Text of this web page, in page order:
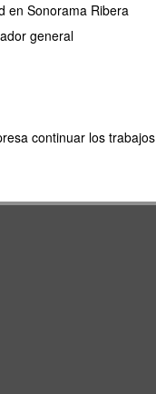
en Sonorama Ribera
general
continuar los trabajos